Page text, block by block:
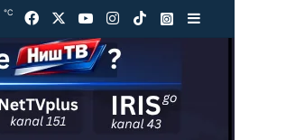
℃ Facebook YouTubeInstagram
TikTokInstagram